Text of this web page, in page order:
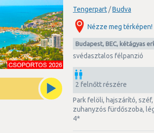
Tengerpart /Budva
Nézze meg térképen!
Budapest, BEC, kétágyas
svédasztalos félpanzió
2 felnőtt részére
park felöli, hajszárító, széf, erkély, wi-fi, kisméretű hűtő, tv,
zuhanyzós fürdőszoba,
4*